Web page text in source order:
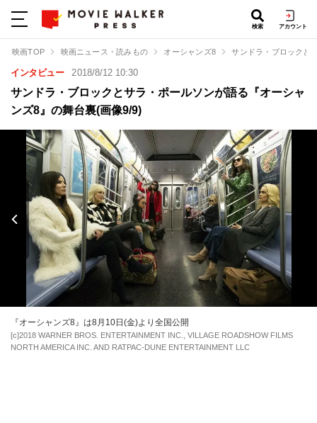
検索 アカウント
映画TOP 映画ニュース・読みもの オーシャンズ8 サンドラ・ブロックと
インタビュー 2018/8/12 10:30
サンドラ・ブロックとサラ・ポールソンが語る『オーシャ
ンズ8』の舞台裏(画像9/9)
『オーシャンズ8』は8月10日(金)より全国公開
[c]2018 WARNER BROS. ENTERTAINMENT INC., VILLAGE ROADSHOW FILMS
NORTH AMERICA INC. AND RATPAC-DUNE ENTERTAINMENT LLC